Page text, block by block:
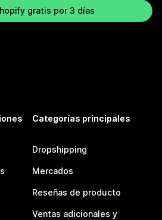
gratis por 3 días
Categorías principales
Dropshipping
Mercados
Reseñas de producto
Ventas adicionales y